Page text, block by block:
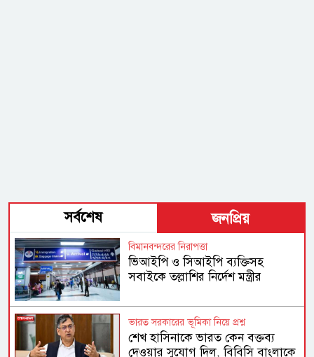
সর্বশেষ জনপ্রিয়
বিমানবন্দরের নিরাপত্তা
ভিআইপি ও সিআইপি ব্যক্তিসহ
সবাইকে তল্লাশির নির্দেশ মন্ত্রীর
ভারত সরকারের ভূমিকা নিয়ে প্রশ্ন
শেখ হাসিনাকে ভারত কেন বক্তব্য
দেওয়ার সুযোগ দিল, বিবিসি বাংলাকে